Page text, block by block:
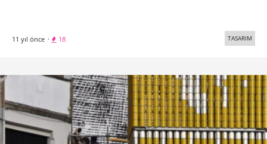
11 yıl önce · 18 TASARIM